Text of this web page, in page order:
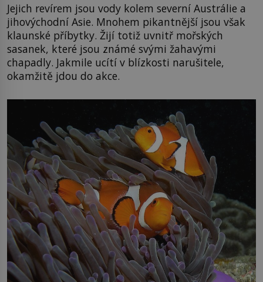
Jejich revírem jsou vody kolem severní Austrálie a
jihovýchodní Asie. Mnohem pikantnější jsou však
klaunské příbytky. Žijí totiž uvnitř mořských
sasanek, které jsou známé svými žahavými
chapadly. Jakmile ucítí v blízkosti narušitele,
okamžitě jdou do akce.